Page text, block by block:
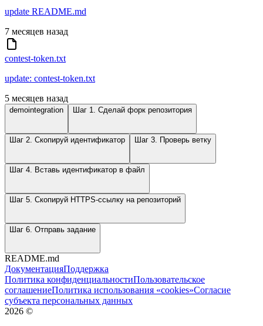
update README.md
7 месяцев назад
contest-token.txt
update: contest-token.txt
5 месяцев назад
demointegration Шаг 1. Сделай форк репозитория
Шаг 2. Скопируй идентификатор Шаг 3. Проверь ветку
Шаг 4. Вставь идентификатор в файл
Шаг 5. Скопируй HTTPS-ссылку на репозиторий
Шаг 6. Отправь задание
README.md
ДокументацияПоддержка
Политика конфиденциальностиПользовательское
соглашениеПолитика использования «cookies»Согласие
субъекта персональных данных
2026 ©